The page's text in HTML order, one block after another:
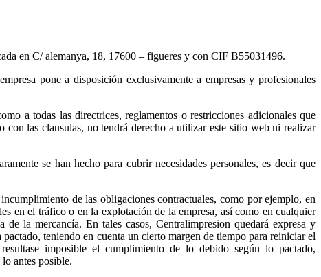
en C/ alemanya, 18, 17600 – figueres y con CIF B55031496.
pone a disposición exclusivamente a empresas y profesionales
a todas las directrices, reglamentos o restricciones adicionales que
con las clausulas, no tendrá derecho a utilizar este sitio web ni realizar
se han hecho para cubrir necesidades personales, es decir que
de las obligaciones contractuales, como por ejemplo, en
en el tráfico o en la explotación de la empresa, así como en cualquier
la mercancía. En tales casos, Centralimpresion quedará expresa y
teniendo en cuenta un cierto margen de tiempo para reiniciar el
imposible el cumplimiento de lo debido según lo pactado,
antes posible.